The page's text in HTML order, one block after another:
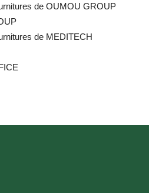
de OUMOU GROUP
de MEDITECH